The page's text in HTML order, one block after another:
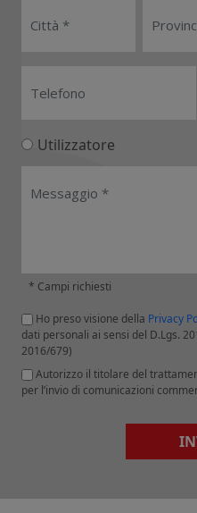
Utilizzatore
* Campi richiesti
Ho preso visione della Privacy
dati personali ai sensi del D.Lgs.
2016/679)
Autorizzo il titolare del
per l’invio di comunicazioni